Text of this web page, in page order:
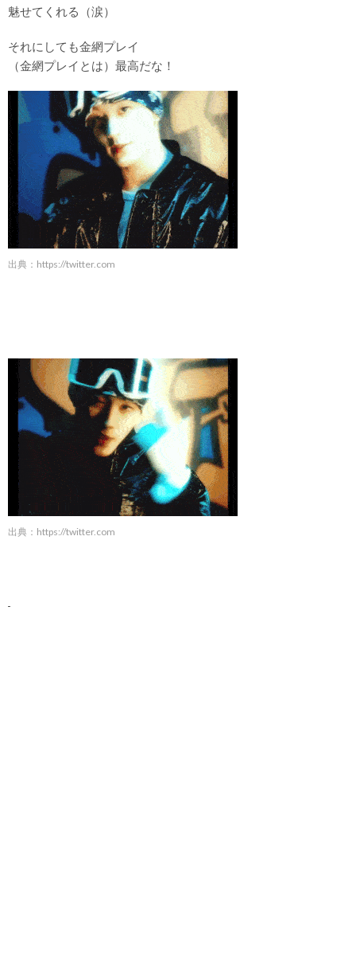
魅せてくれる（涙）
それにしても金網プレイ
（金網プレイとは）最高だな！
出典： https://twitter.com
出典： https://twitter.com